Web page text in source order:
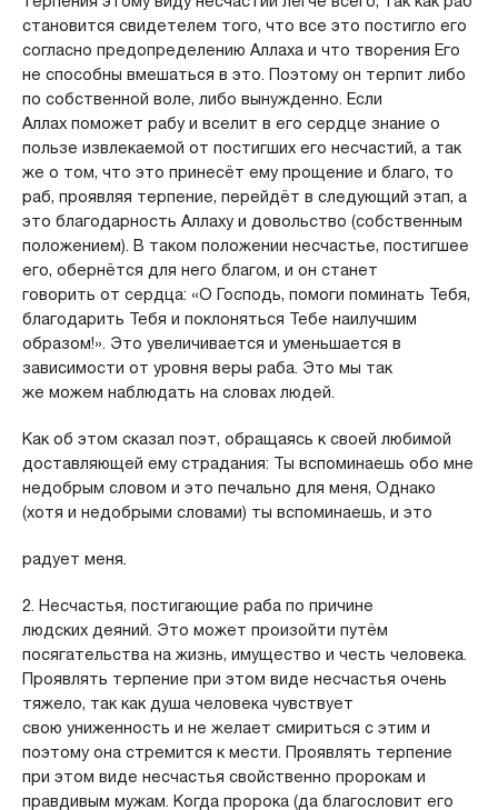
становится свидетелем того, что все это постигло его
согласно предопределению Аллаха и что творения Его
не способны вмешаться в это. Поэтому он терпит либо
по собственной воле, либо вынужденно. Если
Аллах поможет рабу и вселит в его сердце знание о
пользе извлекаемой от постигших его несчастий, а так
же о том, что это принесёт ему прощение и благо, то
раб, проявляя терпение, перейдёт в следующий этап, а
это благодарность Аллаху и довольство (собственным
положением). В таком положении несчастье, постигшее
его, обернётся для него благом, и он станет
говорить от сердца: «О Господь, помоги поминать Тебя,
благодарить Тебя и поклоняться Тебе наилучшим
образом!». Это увеличивается и уменьшается в
зависимости от уровня веры раба. Это мы так
же можем наблюдать на словах людей.
Как об этом сказал поэт, обращаясь к своей любимой
доставляющей ему страдания: Ты вспоминаешь обо мне
недобрым словом и это печально для меня, Однако
(хотя и недобрыми словами) ты вспоминаешь, и это
радует меня.
2. Несчастья, постигающие раба по причине
людских деяний. Это может произойти путём
посягательства на жизнь, имущество и честь человека.
Проявлять терпение при этом виде несчастья очень
тяжело, так как душа человека чувствует
свою униженность и не желает смириться с этим и
поэтому она стремится к мести. Проявлять терпение
при этом виде несчастья свойственно пророкам и
правдивым мужам. Когда пророка (да благословит его